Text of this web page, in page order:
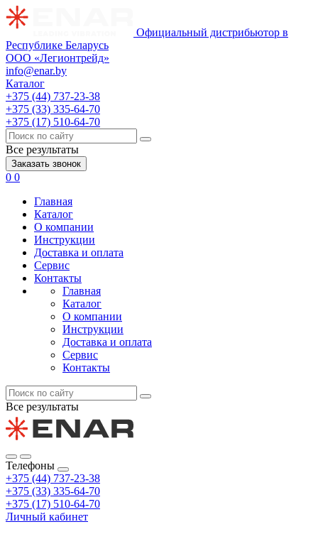
Официальный дистрибьютор в
Республике Беларусь
ООО «Легионтрейд»
info@enar.by
Каталог
+375 (44) 737-23-38
+375 (33) 335-64-70
+375 (17) 510-64-70
Все результаты
Заказать звонок
0 0
Главная
Каталог
О компании
Инструкции
Доставка и оплата
Сервис
Контакты
Главная
Каталог
О компании
Инструкции
Доставка и оплата
Сервис
Контакты
Все результаты
Телефоны
+375 (44) 737-23-38
+375 (33) 335-64-70
+375 (17) 510-64-70
Личный кабинет